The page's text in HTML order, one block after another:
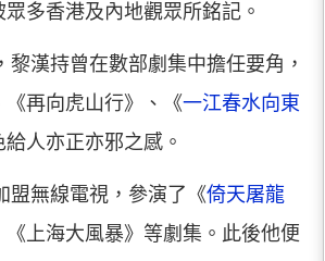
多香港及內地觀眾所銘記。
黎漢持曾在數部劇集中擔任要角，
再向虎山行》、《一江春水向東
人亦正亦邪之感。
盟無線電視，參演了《倚天屠龍
《上海大風暴》等劇集。此後他便